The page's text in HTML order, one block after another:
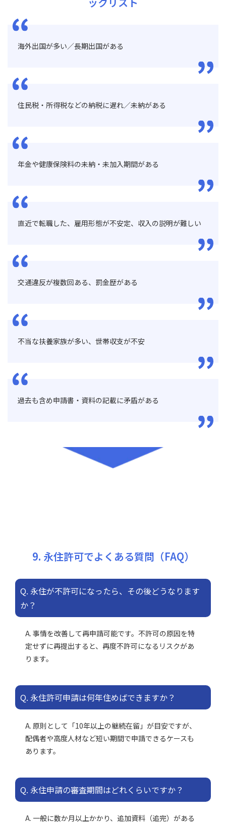
海外出国が多い／長期出国がある
住民税・所得税などの納税に遅れ／未納がある
年金や健康保険料の未納・未加入期間がある
直近で転職した、雇用形態が不安定、収入の説明が難しい
交通違反が複数回ある、罰金歴がある
不当な扶養家族が多い、世帯収支が不安
過去も含め申請書・資料の記載に矛盾がある
9. 永住許可でよくある質問（FAQ）
Q. 永住が不許可になったら、その後どうなります
か？
A. 事情を改善して再申請可能です。不許可の原因を特
定せずに再提出すると、再度不許可になるリスクがあ
ります。
Q. 永住許可申請は何年住めばできますか？
A. 原則として「10年以上の継続在留」が目安ですが、
配偶者や高度人材など短い期間で申請できるケースも
あります。
Q. 永住申請の審査期間はどれくらいですか？
A. 一般に数か月以上かかり、追加資料（追完）がある